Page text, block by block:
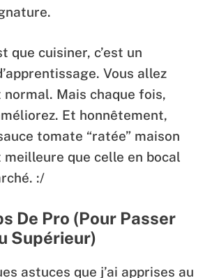
que cuisiner, c’est un
Vous allez
normal. Mais chaque fois,
Et honnêtement,
tomate “ratée” maison
meilleure que celle en bocal
:/
De Pro (Pour Passer
Supérieur)
astuces que j’ai apprises au